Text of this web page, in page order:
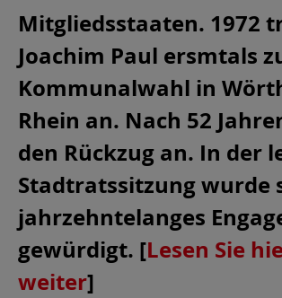
Mitgliedsstaaten. 1972
Joachim Paul ersmtals
Kommunalwahl in
Rhein an. Nach 52
den Rückzug an. In der
Stadtratssitzung wurde
jahrzehntelanges
gewürdigt. [Lesen Sie
weiter]